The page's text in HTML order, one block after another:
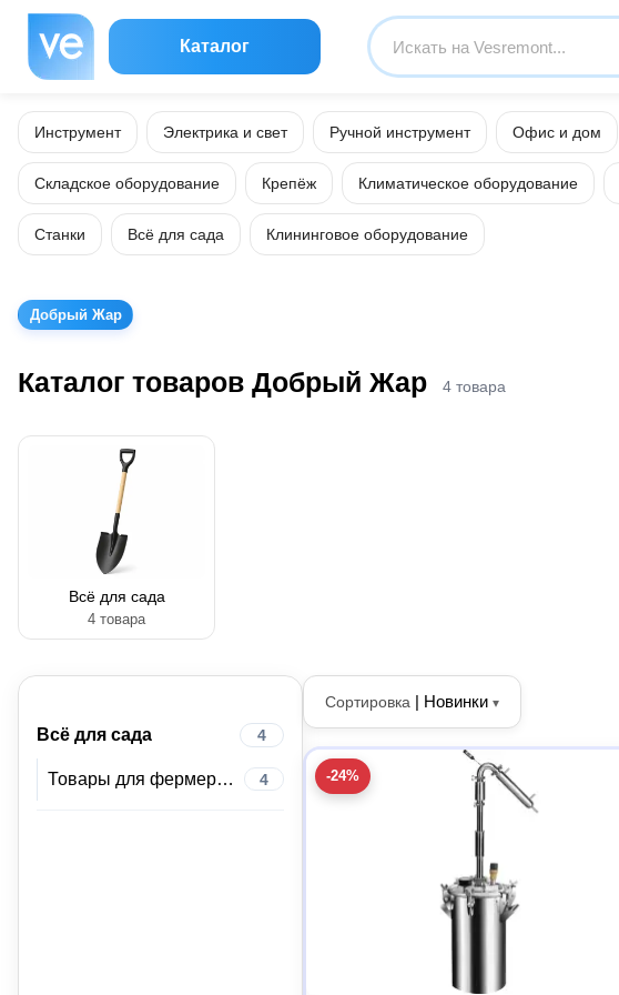
Каталог
Инструмент Электрика и свет Ручной инструмент Офис и дом
Складское оборудование Крепёж Климатическое оборудование
Станки Всё для сада Клининговое оборудование
Добрый Жар
Каталог товаров Добрый Жар 4 товара
Всё для сада
4 товара
Всё для сада 4
Товары для фермеров 4
Сортировка | Новинки ▾
-24%